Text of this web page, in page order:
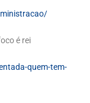
é rei
quem-tem-